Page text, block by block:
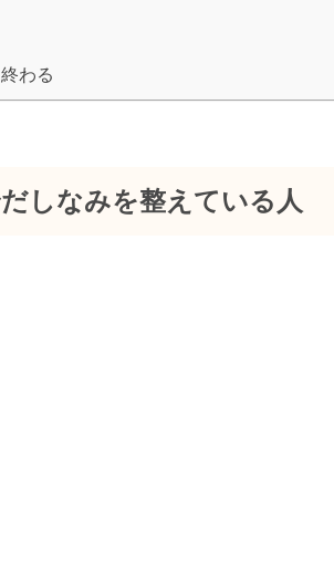
わる
しなみを整えている人